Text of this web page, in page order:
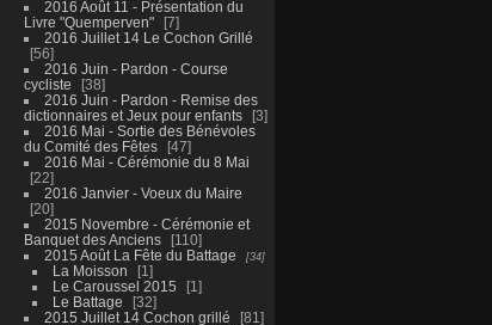
2016 Août 11 - Présentation du
Livre "Quemperven"
7
2016 Juillet 14 Le Cochon Grillé
56
2016 Juin - Pardon - Course
cycliste
38
2016 Juin - Pardon - Remise des
dictionnaires et Jeux pour enfants
3
2016 Mai - Sortie des Bénévoles
du Comité des Fêtes
47
2016 Mai - Cérémonie du 8 Mai
22
2016 Janvier - Voeux du Maire
20
2015 Novembre - Cérémonie et
Banquet des Anciens
110
2015 Août La Fête du Battage
34
La Moisson
1
Le Caroussel 2015
1
Le Battage
32
2015 Juillet 14 Cochon grillé
81